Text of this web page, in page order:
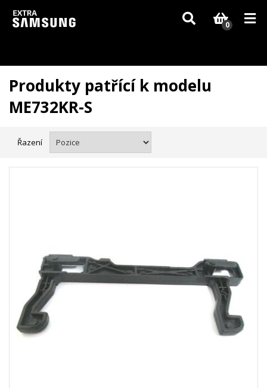
Vzhledem k aktuální situaci se může dodání dílů, které nejsou skladem,
zpozdit. Děkujeme za pochopení.
0
Produkty patřící k modelu
ME732KR-S
Řazení